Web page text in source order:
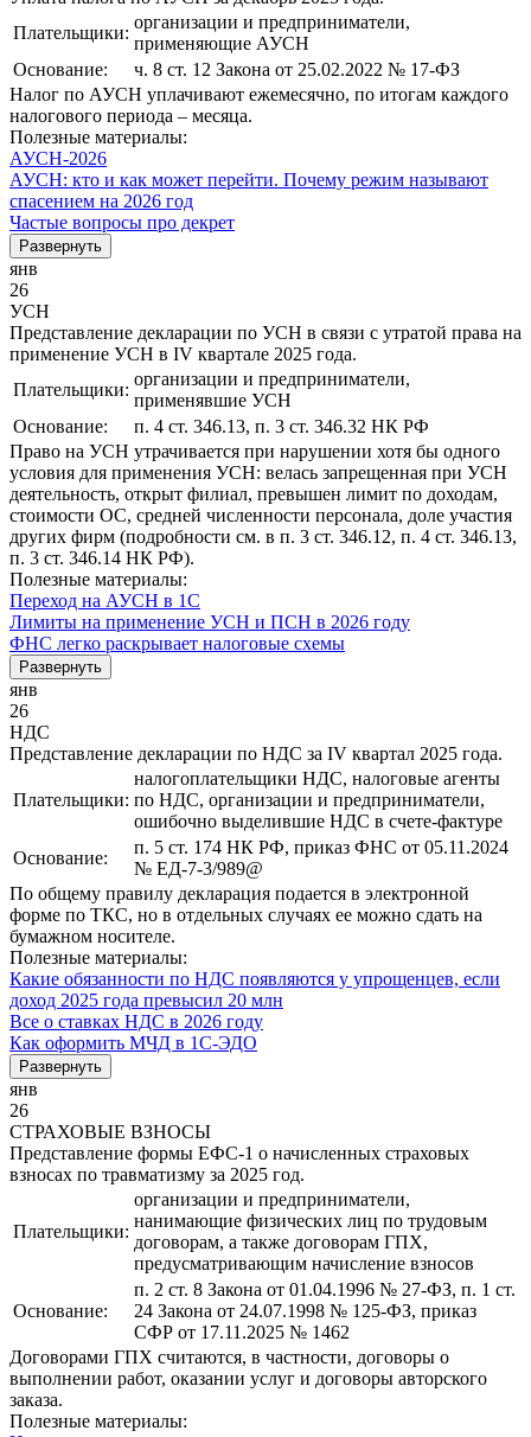
Плательщики:
организации и предприниматели,
применяющие АУСН
Основание:
ч. 8 ст. 12 Закона от 25.02.2022 № 17-ФЗ
Налог по АУСН уплачивают ежемесячно, по итогам каждого
налогового периода – месяца.
Полезные материалы:
АУСН-2026
АУСН: кто и как может перейти. Почему режим называют
спасением на 2026 год
Частые вопросы про декрет
Развернуть
янв
26
УСН
Представление декларации по УСН в связи с утратой права на
применение УСН в IV квартале 2025 года.
Плательщики:
организации и предприниматели,
применявшие УСН
Основание:
п. 4 ст. 346.13, п. 3 ст. 346.32 НК РФ
Право на УСН утрачивается при нарушении хотя бы одного
условия для применения УСН: велась запрещенная при УСН
деятельность, открыт филиал, превышен лимит по доходам,
стоимости ОС, средней численности персонала, доле участия
других фирм (подробности см. в п. 3 ст. 346.12, п. 4 ст. 346.13,
п. 3 ст. 346.14 НК РФ).
Полезные материалы:
Переход на АУСН в 1С
Лимиты на применение УСН и ПСН в 2026 году
ФНС легко раскрывает налоговые схемы
Развернуть
янв
26
НДС
Представление декларации по НДС за IV квартал 2025 года.
Плательщики:
налогоплательщики НДС, налоговые агенты
по НДС, организации и предприниматели,
ошибочно выделившие НДС в счете-фактуре
Основание:
п. 5 ст. 174 НК РФ, приказ ФНС от 05.11.2024
№ ЕД-7-3/989@
По общему правилу декларация подается в электронной
форме по ТКС, но в отдельных случаях ее можно сдать на
бумажном носителе.
Полезные материалы:
Какие обязанности по НДС появляются у упрощенцев, если
доход 2025 года превысил 20 млн
Все о ставках НДС в 2026 году
Как оформить МЧД в 1С-ЭДО
Развернуть
янв
26
СТРАХОВЫЕ ВЗНОСЫ
Представление формы ЕФС-1 о начисленных страховых
взносах по травматизму за 2025 год.
Плательщики:
организации и предприниматели,
нанимающие физических лиц по трудовым
договорам, а также договорам ГПХ,
предусматривающим начисление взносов
Основание:
п. 2 ст. 8 Закона от 01.04.1996 № 27-ФЗ, п. 1 ст.
24 Закона от 24.07.1998 № 125-ФЗ, приказ
СФР от 17.11.2025 № 1462
Договорами ГПХ считаются, в частности, договоры о
выполнении работ, оказании услуг и договоры авторского
заказа.
Полезные материалы: